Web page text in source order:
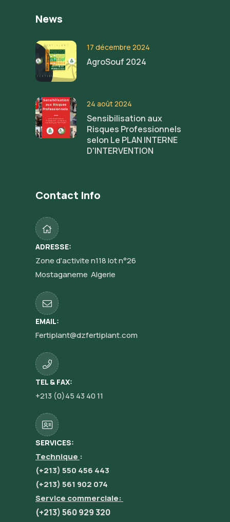
News
17 décembre 2024
AgroSouf 2024
24 août 2024
Sensibilisation aux
Risques Professionnels
selon Le PLAN INTERNE
D'INTERVENTION
Contact Info
ADRESSE:
Zone d'activite n118 lot n°26
Mostaganeme Algerie
EMAIL:
Fertiplant@dzfertiplant.com
TEL & FAX:
+213 (0)45 43 40 11
SERVICES:
Technique :
(+213) 550 456 443
(+213) 561 902 074
Service commerciale:
(+213) 560 929 320